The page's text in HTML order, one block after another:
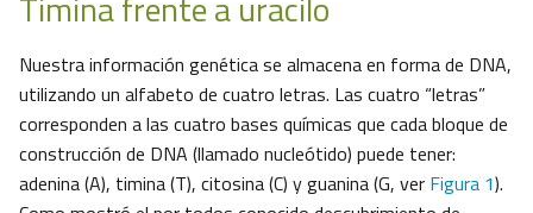
Nuestra información genética se almacena en forma de DNA,
utilizando un alfabeto de cuatro letras. Las cuatro “letras”
corresponden a las cuatro bases químicas que cada bloque de
construcción de DNA (llamado nucleótido) puede tener:
adenina (A), timina (T), citosina (C) y guanina (G, ver Figura 1).